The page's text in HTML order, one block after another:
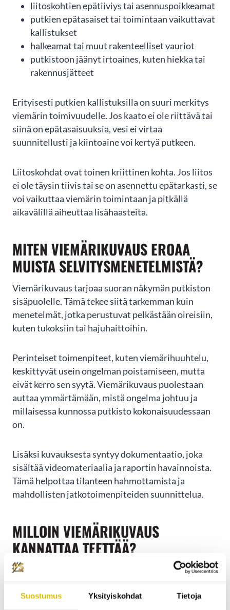
Suostumus Yksityiskohdat Tietoja
liitoskohtien epätiiviys tai asennuspoikkeamat
putkien epätasaiset tai toimintaan vaikuttavat
kallistukset
halkeamat tai muut rakenteelliset vauriot
putkistoon jäänyt irtoaines, kuten hiekka tai
rakennusjätteet
Erityisesti putkien kallistuksilla on suuri merkitys
viemärin toimivuudelle. Jos kaato ei ole riittävä tai
siinä on epätasaisuuksia, vesi ei virtaa
suunnitellusti ja kiintoaine voi kertyä putkeen.
Liitoskohdat ovat toinen kriittinen kohta. Jos liitos
ei ole täysin tiivis tai se on asennettu epätarkasti, se
voi vaikuttaa viemärin toimintaan ja pitkällä
aikavälillä aiheuttaa lisähaasteita.
MITEN VIEMÄRIKUVAUS EROAA
MUISTA SELVITYSMENETELMISTÄ?
Viemärikuvaus tarjoaa suoran näkymän putkiston
sisäpuolelle. Tämä tekee siitä tarkemman kuin
menetelmät, jotka perustuvat pelkästään oireisiin,
kuten tukoksiin tai hajuhaittoihin.
Perinteiset toimenpiteet, kuten viemärihuuhtelu,
keskittyvät usein ongelman poistamiseen, mutta
eivät kerro sen syytä. Viemärikuvaus puolestaan
auttaa ymmärtämään, mistä ongelma johtuu ja
millaisessa kunnossa putkisto kokonaisuudessaan
on.
Lisäksi kuvauksesta syntyy dokumentaatio, joka
sisältää videomateriaalia ja raportin havainnoista.
Tämä helpottaa tilanteen hahmottamista ja
mahdollisten jatkotoimenpiteiden suunnittelua.
MILLOIN VIEMÄRIKUVAUS
KANNATTAA TEETTÄÄ?
Viemärikuvaus kannattaa tehdä, jos viemärissä
ilmenee toistuvia ongelmia tai jos halutaan
varmistaa putkiston kunto esimerkiksi uudessa tai
ammattimaisen työn lisäksi tekijöillä on
ensiluokkainen palveluasenne. Olimme saaneet
suosituksen PS-Pinnoituksesta, ja valitsimme
heidät suorittamaan omakotitalon viemäreiden
sukituksen. Heidän toiminnastaan jäi
kokonaisuudessaan...
SHOW MORE
Google Reviews
06/2023
Page